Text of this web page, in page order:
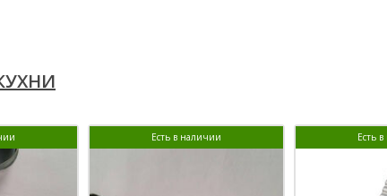
Есть в наличии Есть